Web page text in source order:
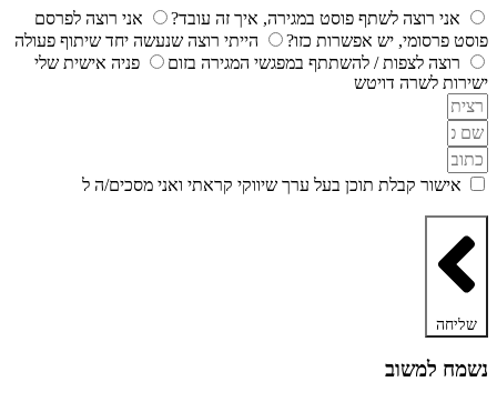
אני רוצה לשתף פוסט במגירה, איך זה עובד?
אני רוצה לפרסם
פוסט פרסומי, יש אפשרות כזו?
הייתי רוצה שנעשה יחד שיתוף פעולה
רוצה לצפות / להשתתף במפגשי המגירה בזום
פניה אישית שלי
ישירות לשרה דויטש
אישור קבלת תוכן בעל ערך שיווקי קראתי ואני מסכים/ה ל
שליחה
נשמח למשוב